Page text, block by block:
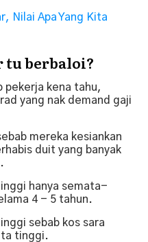
Nilai Apa Yang Kita
tu berbaloi?
pekerja kena tahu,
yang nak demand gaji
mereka kesiankan
duit yang banyak
hanya semata-
4 - 5 tahun.
sebab kos sara
tinggi.